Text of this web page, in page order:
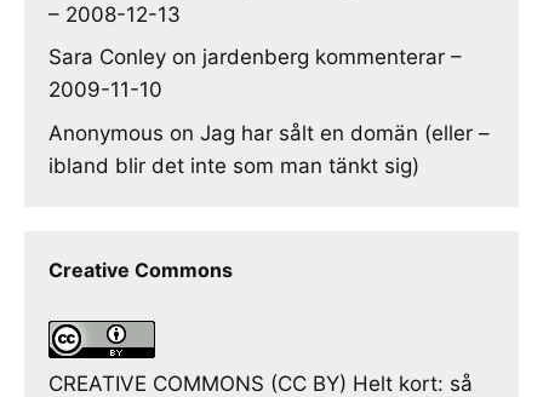
– 2008-12-13
Sara Conley on jardenberg kommenterar –
2009-11-10
Anonymous on Jag har sålt en domän (eller –
ibland blir det inte som man tänkt sig)
Creative Commons
CREATIVE COMMONS (CC BY) Helt kort: så